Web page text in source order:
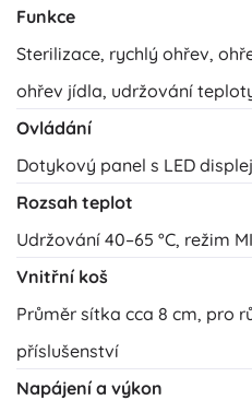
Funkce
Sterilizace, rychlý ohřev,
ohřev jídla, udržování
Ovládání
Dotykový panel s LED
Rozsah teplot
Udržování 40–65 °C, režim
Vnitřní koš
Průměr sítka cca 8 cm, pro
příslušenství
Napájení a výkon